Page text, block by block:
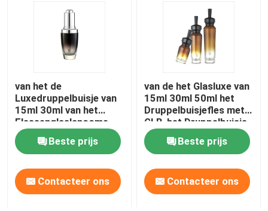
van het de
Luxedruppelbuisje van
15ml 30ml van het
Flessenglaslancome
van het de Essentie
Lege Oog de
Dalingsfles
Beste prijs
Contacteer ons
van de het Glasluxe van
15ml 30ml 50ml het
Druppelbuisjefles met
GLB-het Druppelbuisje
van de Etherische
olieflesBeste prijs
Contacteer ons